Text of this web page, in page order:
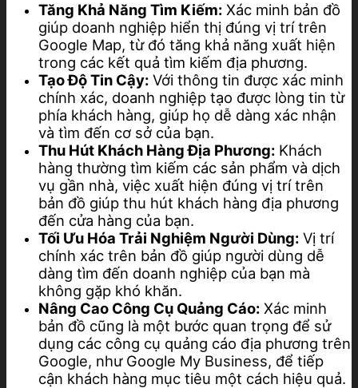
Tăng Khả Năng Tìm Kiếm: Xác minh bản đồ
giúp doanh nghiệp hiển thị đúng vị trí trên
Google Map, từ đó tăng khả năng xuất hiện
trong các kết quả tìm kiếm địa phương.
Tạo Độ Tin Cậy: Với thông tin được xác minh
chính xác, doanh nghiệp tạo được lòng tin từ
phía khách hàng, giúp họ dễ dàng xác nhận
và tìm đến cơ sở của bạn.
Thu Hút Khách Hàng Địa Phương: Khách
hàng thường tìm kiếm các sản phẩm và dịch
vụ gần nhà, việc xuất hiện đúng vị trí trên
bản đồ giúp thu hút khách hàng địa phương
đến cửa hàng của bạn.
Tối Ưu Hóa Trải Nghiệm Người Dùng: Vị trí
chính xác trên bản đồ giúp người dùng dễ
dàng tìm đến doanh nghiệp của bạn mà
không gặp khó khăn.
Nâng Cao Công Cụ Quảng Cáo: Xác minh
bản đồ cũng là một bước quan trọng để sử
dụng các công cụ quảng cáo địa phương trên
Google, như Google My Business, để tiếp
cận khách hàng mục tiêu một cách hiệu quả.